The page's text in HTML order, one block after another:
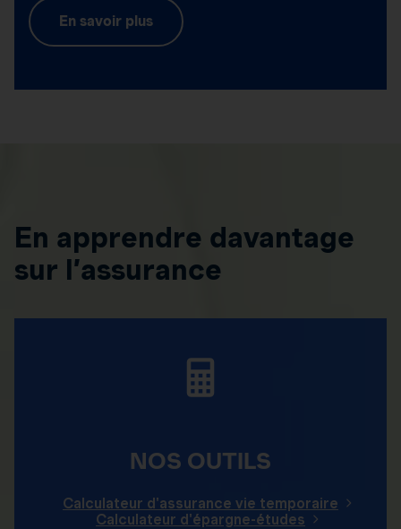
En savoir plus
En apprendre davantage
sur l’assurance
NOS OUTILS
Calculateur d'assurance vie temporaire
Calculateur d'épargne-études